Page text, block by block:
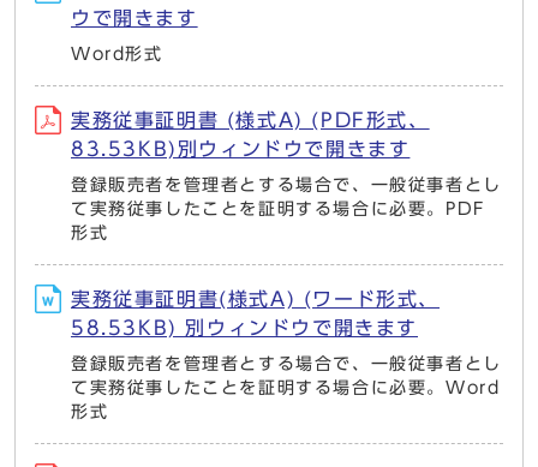
ウで開きます
Word形式
実務従事証明書 (様式A) (PDF形式、
83.53KB)別ウィンドウで開きます
登録販売者を管理者とする場合で、一般従事者とし
て実務従事したことを証明する場合に必要。PDF
形式
実務従事証明書(様式A) (ワード形式、
58.53KB) 別ウィンドウで開きます
登録販売者を管理者とする場合で、一般従事者とし
て実務従事したことを証明する場合に必要。Word
形式